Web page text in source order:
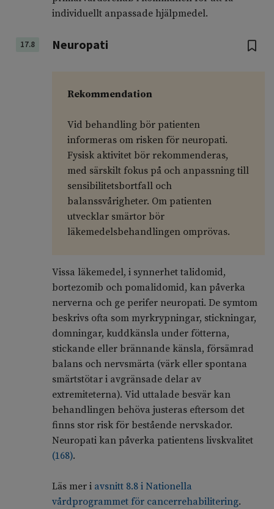
individuellt anpassade hjälpmedel.
17.8 Neuropati
Rekommendation
Vid behandling bör patienten
informeras om risken för neuropati.
Fysisk aktivitet bör rekommenderas,
med särskilt fokus på och anpassning till
sensibilitetsbortfall och
balanssvårigheter. Om patienten
utvecklar smärtor bör
läkemedelsbehandlingen omprövas.
Vissa läkemedel, i synnerhet talidomid,
bortezomib och pomalidomid, kan påverka
nerverna och ge perifer neuropati. De symtom
beskrivs ofta som myrkrypningar, stickningar,
domningar, kuddkänsla under fötterna,
stickande eller brännande känsla, försämrad
balans och nervsmärta (värk eller spontana
smärtstötar i avgränsade delar av
extremiteterna). Vid uttalade besvär kan
behandlingen behöva justeras eftersom det
finns stor risk för bestående nervskador.
Neuropati kan påverka patientens livskvalitet
(168).
Läs mer i avsnitt 8.8 i Nationella
vårdprogrammet för cancerrehabilitering.